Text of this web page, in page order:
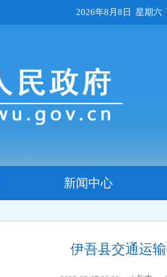
2026年8月8日 星期六
新闻中心
伊吾县交通运